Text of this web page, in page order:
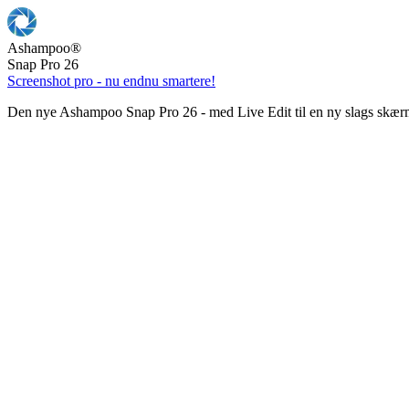
Ashampoo®
Snap Pro 26
Screenshot pro - nu endnu smartere!
Den nye Ashampoo Snap Pro 26 - med Live Edit til en ny slags